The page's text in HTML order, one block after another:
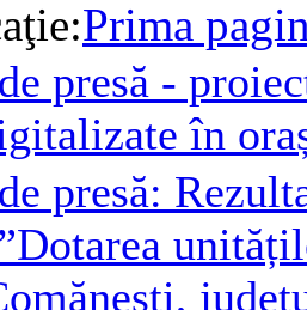
Prima
presă -
în
presă: